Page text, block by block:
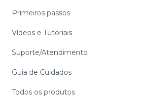
Primeiros passos
Vídeos e Tutoriais
Suporte/Atendimento
Guia de Cuidados
Todos os produtos